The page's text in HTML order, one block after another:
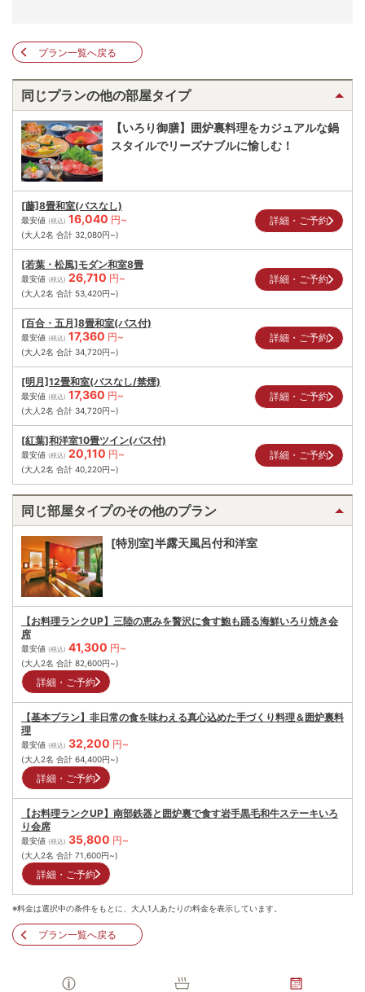
プラン一覧へ戻る
同じプランの他の部屋タイプ
【いろり御膳】囲炉裏料理をカジュアルな鍋
スタイルでリーズナブルに愉しむ！
[藤]8畳和室(バスなし)
最安値 (税込) 16,040 円~
(大人2名 合計 32,080円~)
詳細・ご予約
[若葉・松風]モダン和室8畳
最安値 (税込) 26,710 円~
(大人2名 合計 53,420円~)
詳細・ご予約
[百合・五月]8畳和室(バス付)
最安値 (税込) 17,360 円~
(大人2名 合計 34,720円~)
詳細・ご予約
[明月]12畳和室(バスなし/禁煙)
最安値 (税込) 17,360 円~
(大人2名 合計 34,720円~)
詳細・ご予約
[紅葉]和洋室10畳ツイン(バス付)
最安値 (税込) 20,110 円~
(大人2名 合計 40,220円~)
詳細・ご予約
同じ部屋タイプのその他のプラン
[特別室]半露天風呂付和洋室
【お料理ランクUP】三陸の恵みを贅沢に食す鮑も踊る海鮮いろり焼き会
席
最安値 (税込) 41,300 円~
(大人2名 合計 82,600円~)
詳細・ご予約
【基本プラン】非日常の食を味わえる真心込めた手づくり料理＆囲炉裏料
理
最安値 (税込) 32,200 円~
(大人2名 合計 64,400円~)
詳細・ご予約
【お料理ランクUP】南部鉄器と囲炉裏で食す岩手黒毛和牛ステーキいろ
り会席
最安値 (税込) 35,800 円~
(大人2名 合計 71,600円~)
詳細・ご予約
※料金は選択中の条件をもとに、大人1人あたりの料金を表示しています。
プラン一覧へ戻る